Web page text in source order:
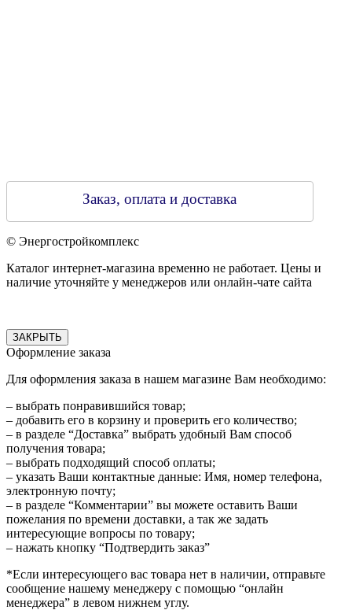
Заказ, оплата и доставка
© Энергостройкомплекс
Каталог интернет-магазина временно не работает. Цены и
наличие уточняйте у менеджеров или онлайн-чате сайта
ЗАКРЫТЬ
Оформление заказа
Для оформления заказа в нашем магазине Вам необходимо:
– выбрать понравившийся товар;
– добавить его в корзину и проверить его количество;
– в разделе “Доставка” выбрать удобный Вам способ
получения товара;
– выбрать подходящий способ оплаты;
– указать Ваши контактные данные: Имя, номер телефона,
электронную почту;
– в разделе “Комментарии” вы можете оставить Ваши
пожелания по времени доставки, а так же задать
интересующие вопросы по товару;
– нажать кнопку “Подтвердить заказ”
*Если интересующего вас товара нет в наличии, отправьте
сообщение нашему менеджеру с помощью “онлайн
менеджера” в левом нижнем углу.